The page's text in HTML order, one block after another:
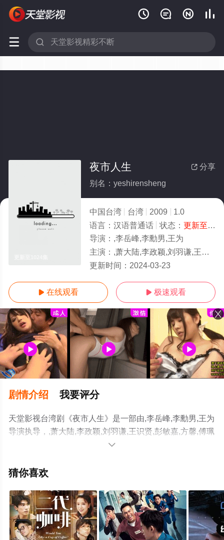
   
 
 分享
夜市人生
别名：yeshirensheng
中国台湾 台湾 2009
1.0
语言： 汉语普通话 状态： 更新至1024集
导演： ,李岳峰,李勳男,王为
主演： ,萧大陆,李政颖,刘羽谦,王识贤,彭敏嘉,方馨,傅珮慈,廖家仪,李玉凤,楚宣,傅显皓
更新时间： 2024-03-23
 在线观看  极速观看
剧情介绍 我要评分
天堂影视台湾剧《夜市人生》是一部由,李岳峰,李勳男,王为
导演执导，,萧大陆,李政颖,刘羽谦,王识贤,彭敏嘉,方馨,傅珮
慈,廖家仪,李玉凤,楚宣,傅显皓等明星演员精彩演绎的中国
就上天堂电影网，更多相关信息可移步至豆瓣电视剧、电

猜你喜欢